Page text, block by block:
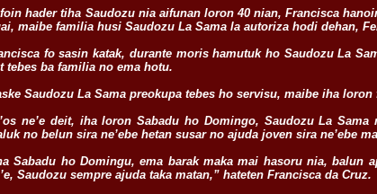
hader tiha Saudozu nia aifunan loron 40 nian, Francisca
maibe familia husi Saudozu La Sama la autoriza hodi dehan,
fo sasin katak, durante moris hamutuk ho Saudozu La
tebes ba familia no ema hotu.
Saudozu La Sama preokupa tebes ho servisu, maibe iha
ne’e deit, iha loron Sabadu ho Domingo, Saudozu La
no belun sira ne’ebe hetan susar no ajuda joven sira ne’ebe
Sabadu ho Domingu, ema barak maka mai hasoru nia, balun
Saudozu sempre ajuda taka matan,” hateten Francisca da Cruz.